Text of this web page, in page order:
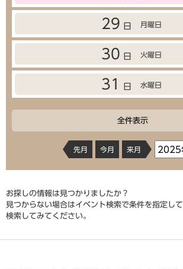
29 日 月曜日
30 日 火曜日
31 日 水曜日
全件表示
先月 今月 来月
お探しの情報は見つかりましたか？
見つからない場合はイベント検索で条件を指定して
検索してみてください。